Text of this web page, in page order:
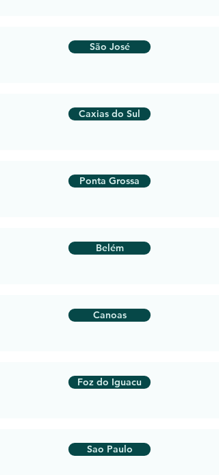
São José
Caxias do Sul
Ponta Grossa
Belém
Canoas
Foz do Iguacu
Sao Paulo